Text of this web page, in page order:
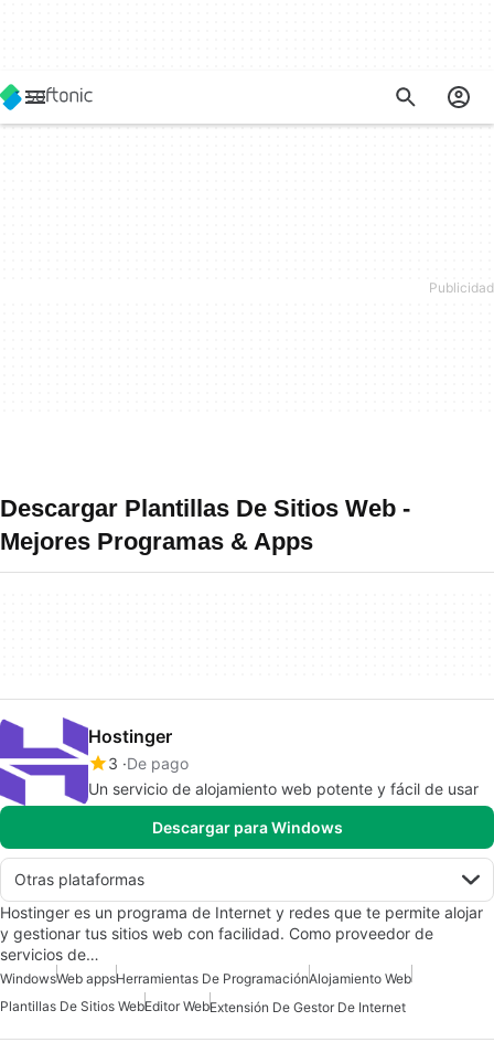
Descargar Plantillas De Sitios Web -
Mejores Programas & Apps
Hostinger
3 De pago
Un servicio de alojamiento web potente y fácil de usar
Descargar para Windows
Otras plataformas
Hostinger es un programa de Internet y redes que te permite alojar
y gestionar tus sitios web con facilidad. Como proveedor de
servicios de…
WindowsWeb appsHerramientas De ProgramaciónAlojamiento Web
Plantillas De Sitios WebEditor WebExtensión De Gestor De Internet